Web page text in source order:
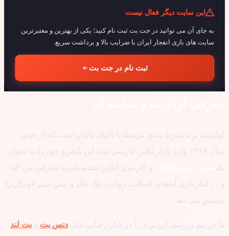
این سایت دیگر فعال نیست
به جای آن می توانید در جت بت ثبت نام کنید؛ یکی از بهترین و معتبرترین
سایت های بازی انفجار ایران با ضرایب بالا و برداشت سریع.
ثبت نام در جت بت
برند شرط بندی مرتبط با دانیال پایدار است که از حدود
سال ۱۳۹۹ وارد بازار آنلاین فارسی شد. این پلتفرم خود را به عنوان
سایت بازی انفجار
و کازینوی آنلاین چندمنظوره معرفی می کند
کنار بازی انفجار، اسلات، رولت، بلک جک و پیش بینی فوتبال را
می دهد.
در تیم بررسی این برند را در کنار رقبایی مثلدنس بت وبت لند